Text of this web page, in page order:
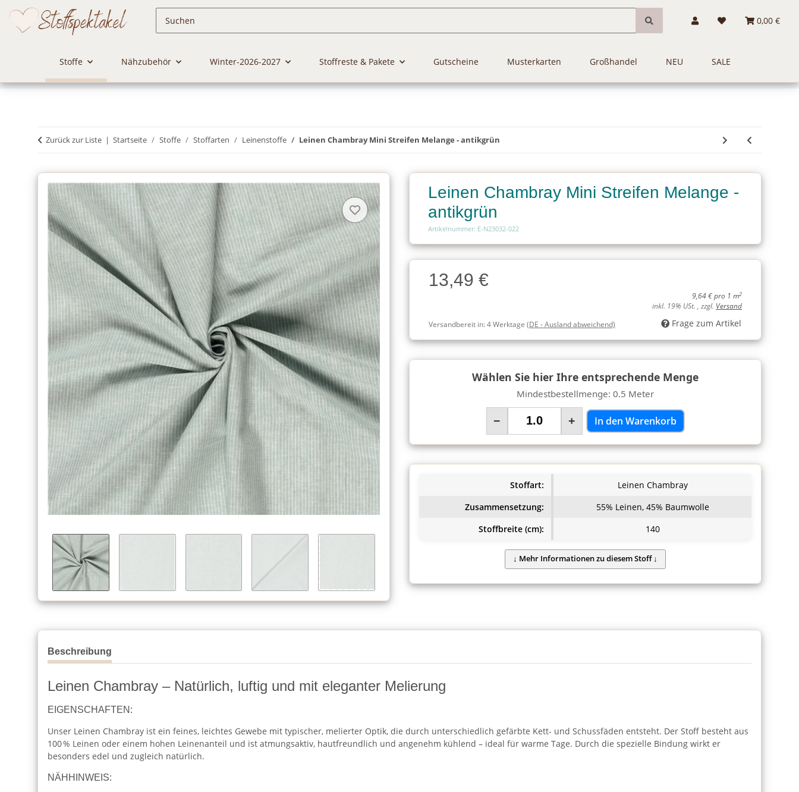
0,00 €
Stoffe Nähzubehör Winter-2026-2027 Stoffreste & Pakete Gutscheine Musterkarten Großhandel NEU SALE
Zurück zur Liste Startseite Stoffe Stoffarten Leinenstoffe Leinen Chambray Mini Streifen Melange - antikgrün
Leinen Chambray Mini Streifen Melange -
antikgrün
Artikelnummer: E-N23032-022
Charge
Charge13,49 €
9,64 € pro 1 m2
inkl. 19% USt. , zzgl. Versand
Versandbereit in:4 Werktage (DE - Ausland abweichend) Frage zum Artikel
Wählen Sie hier Ihre entsprechende Menge
Mindestbestellmenge: 0.5 Meter
− + In den Warenkorb
Stoffart:
Leinen Chambray
Zusammensetzung:
55% Leinen, 45% Baumwolle
Stoffbreite (cm):
140
Beschreibung
Leinen Chambray – Natürlich, luftig und mit eleganter Melierung
EIGENSCHAFTEN:
Unser Leinen Chambray ist ein feines, leichtes Gewebe mit typischer, melierter Optik, die durch unterschiedlich gefärbte Kett- und Schussfäden entsteht. Der Stoff besteht aus
100 % Leinen oder einem hohen Leinenanteil und ist atmungsaktiv, hautfreundlich und angenehm kühlend – ideal für warme Tage. Durch die spezielle Bindung wirkt er
besonders edel und zugleich natürlich.
NÄHHINWEIS: